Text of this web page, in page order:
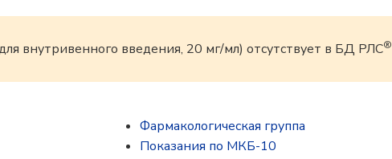
внутривенного введения, 20 мг/мл) отсутствует в БД РЛС®
Фармакологическая группа
Показания по МКБ-10